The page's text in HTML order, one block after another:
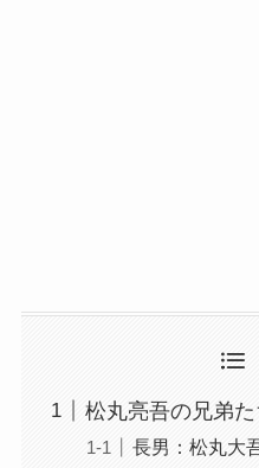
松丸亮吾の兄弟
長男：松丸大